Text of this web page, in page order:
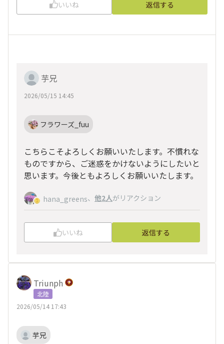
いいね 返信する
芋兄
2026/05/15 14:45
フラワーズ_fuu
こちらこそよろしくお願いいたします。不慣れな
ものですから、ご迷惑をかけないようにしたいと
思います。今後ともよろしくお願いいたします。
hana_greens、 他2人がリアクション
いいね 返信する
Triunph
北陸
2026/05/14 17:43
芋兄